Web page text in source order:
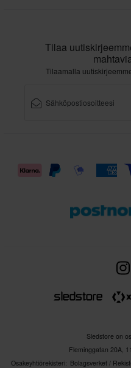
Tilaa
Tilaamalla
Sledstore on
Fleminggatan 20A,
Osakeyhtiörekisteri: Bolagsverket /